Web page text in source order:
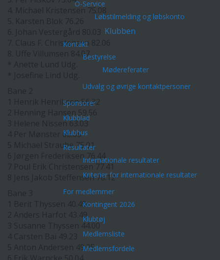
O-Service
Løbstilmelding og løbskonto
Klubben
Kontakt
Bestyrelse
Mødereferater
Udvalg og øvrige kontaktpersoner
Sponsorer
Klubblad
Klubhus
Resultater
Internationale resultater
Kriterier for internationale resultater
For medlemmer
Kontingent 2026
Klubtøj
Medlemsliste
Medlemsfordele
7. Claus F. Christensen 82.06
8. Uffe Villumsen 84.07
1 Henrik Henriksen 56.32
2 Henning Hansen 59.56
3 Helene Nissen 63.03
4 Per Mønster 66.05
5 Michael Straube 75.01
6 Jørgen Frederiksen 76.44
8 Jens Jakob Steffensen 78.12
1 Berit Thyssen 40.49
2 Anders Harfot 43.49
3 Susanne Thyssen 44.00
5 Anton Andersen 49.35